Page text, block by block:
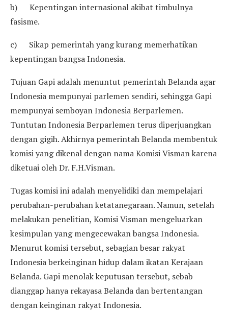
b) Kepentingan internasional akibat timbulnya
fasisme.
c) Sikap pemerintah yang kurang memerhatikan
kepentingan bangsa Indonesia.
Tujuan Gapi adalah menuntut pemerintah Belanda agar
Indonesia mempunyai parlemen sendiri, sehingga Gapi
mempunyai semboyan Indonesia Berparlemen.
Tuntutan Indonesia Berparlemen terus diperjuangkan
dengan gigih. Akhirnya pemerintah Belanda membentuk
komisi yang dikenal dengan nama Komisi Visman karena
diketuai oleh Dr. F.H.Visman.
Tugas komisi ini adalah menyelidiki dan mempelajari
perubahan-perubahan ketatanegaraan. Namun, setelah
melakukan penelitian, Komisi Visman mengeluarkan
kesimpulan yang mengecewakan bangsa Indonesia.
Menurut komisi tersebut, sebagian besar rakyat
Indonesia berkeinginan hidup dalam ikatan Kerajaan
Belanda. Gapi menolak keputusan tersebut, sebab
dianggap hanya rekayasa Belanda dan bertentangan
dengan keinginan rakyat Indonesia.